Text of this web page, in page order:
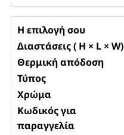
Η επιλογή σου
Διαστάσεις ( H × L × W)
Θερμική απόδοση
Τύπος
Χρώμα
Κωδικός για
παραγγελία